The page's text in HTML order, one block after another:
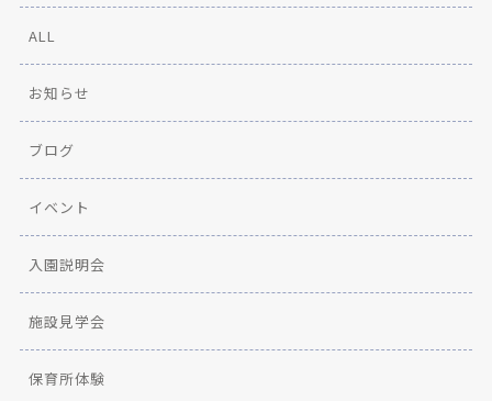
ALL
お知らせ
ブログ
イベント
入園説明会
施設見学会
保育所体験